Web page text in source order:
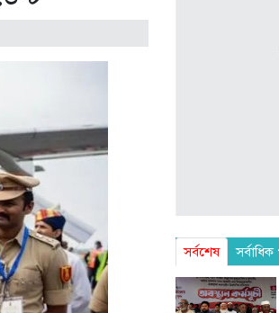
সর্বশেষ